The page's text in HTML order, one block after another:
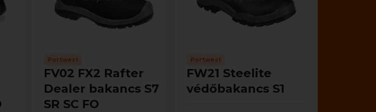
Portwest
FV02 FX2 Rafter
Dealer bakancs S7
SR SC FO
Portwest
FW21 Steelite
védőbakancs S1